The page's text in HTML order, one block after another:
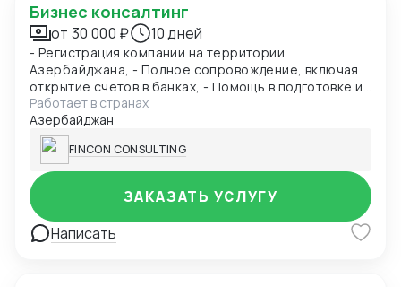
Бизнес консалтинг
от 30 000 ₽ 10 дней
- Регистрация компании на территории
Азербайджана, - Полное сопровождение, включая
открытие счетов в банках, - Помощь в подготовке и
подаче документов при получении ВНЖ -
Содействие при получении разрешения на работу в
Азербайджане - Бухгалтерское сопровождение
(1С), - Ведение ВЭД (договора, инвойсы, акты). -
Помощь в проведении и составлении документов
при посреднических сделках. - Получение справок,
лицензий и сертификатов, - Бизнес консалтинг
Работает в странах
Азербайджан
FINCON CONSULTING
Написать
ЗАКАЗАТЬ УСЛУГУ